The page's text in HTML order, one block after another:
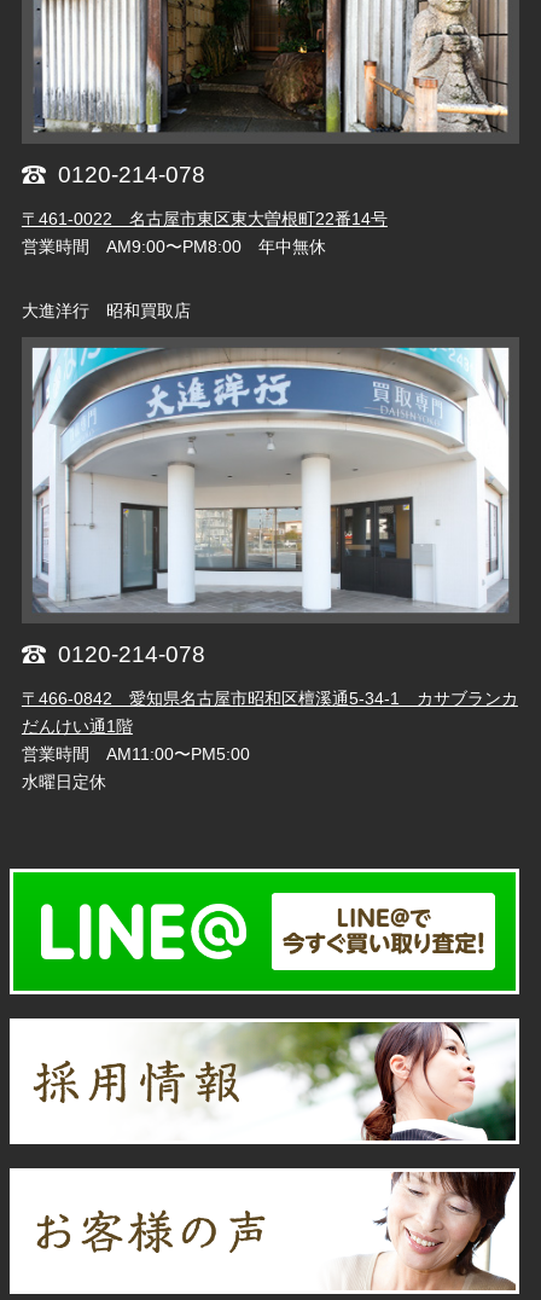
0120-214-078
〒461-0022 名古屋市東区東大曽根町22番14号
営業時間 AM9:00〜PM8:00 年中無休
大進洋行 昭和買取店
0120-214-078
〒466-0842 愛知県名古屋市昭和区檀溪通5-34-1 カサブランカ
だんけい通1階
営業時間 AM11:00〜PM5:00
水曜日定休